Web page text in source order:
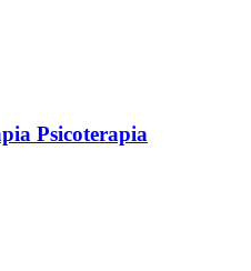
Psicoterapia